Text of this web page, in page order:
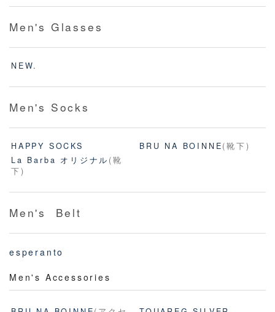
Men's Glasses
NEW.
Men's Socks
HAPPY SOCKS BRU NA BOINNE(靴下)
La Barba オリジナル (靴
下)
Men's Belt
esperanto
Men's Accessories